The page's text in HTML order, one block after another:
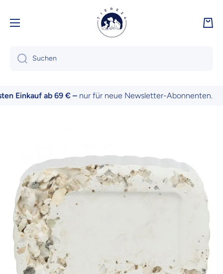
Suchen
Einkauf ab 69 € –nur für neue Newsletter-Abonnenten.